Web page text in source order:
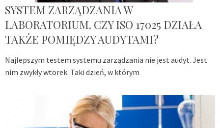
SYSTEM ZARZĄDZANIA W
LABORATORIUM. CZY ISO 17025 DZIAŁA
TAKŻE POMIĘDZY AUDYTAMI?
Najlepszym testem systemu zarządzania nie jest audyt. Jest
nim zwykły wtorek. Taki dzień, w którym